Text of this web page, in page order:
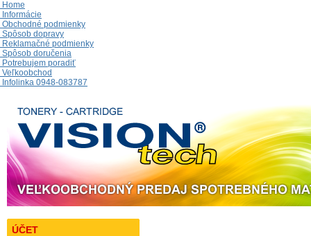
Home
Informácie
Obchodné podmienky
Spôsob dopravy
Reklamačné podmienky
Spôsob doručenia
Potrebujem poradiť
Veľkoobchod
Infolinka 0948-083787
ÚČET